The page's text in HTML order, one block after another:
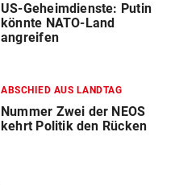
US-Geheimdienste: Putin
könnte NATO-Land
angreifen
ABSCHIED AUS LANDTAG
Nummer Zwei der NEOS
kehrt Politik den Rücken